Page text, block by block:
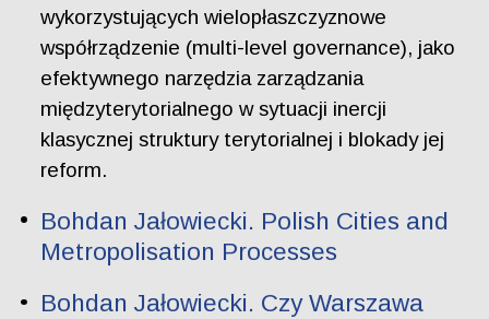
wykorzystujących wielopłaszczyznowe
współrządzenie (multi-level governance), jako
efektywnego narzędzia zarządzania
międzyterytorialnego w sytuacji inercji
klasycznej struktury terytorialnej i blokady jej
reform.
Bohdan Jałowiecki. Polish Cities and
Metropolisation Processes
Bohdan Jałowiecki. Czy Warszawa